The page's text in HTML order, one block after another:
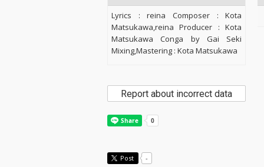
Lyrics : reina Composer : Kota
Matsukawa,reina Producer : Kota
Matsukawa Conga by Gai Seki
Mixing,Mastering : Kota Matsukawa
Report about incorrect data
Post -